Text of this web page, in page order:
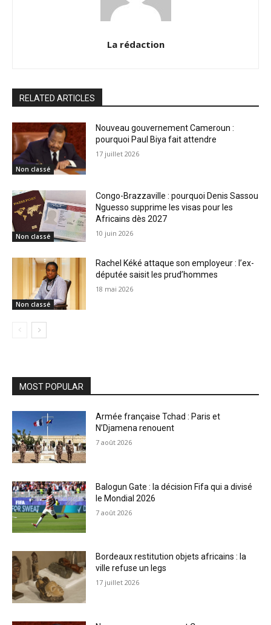
La rédaction
RELATED ARTICLES
Non classé
Nouveau gouvernement Cameroun :
pourquoi Paul Biya fait attendre
17 juillet 2026
Non classé
Congo-Brazzaville : pourquoi Denis Sassou
Nguesso supprime les visas pour les
Africains dès 2027
10 juin 2026
Non classé
Rachel Kéké attaque son employeur : l’ex-
députée saisit les prud’hommes
18 mai 2026
MOST POPULAR
Armée française Tchad : Paris et
N’Djamena renouent
7 août 2026
Balogun Gate : la décision Fifa qui a divisé
le Mondial 2026
7 août 2026
Bordeaux restitution objets africains : la
ville refuse un legs
17 juillet 2026